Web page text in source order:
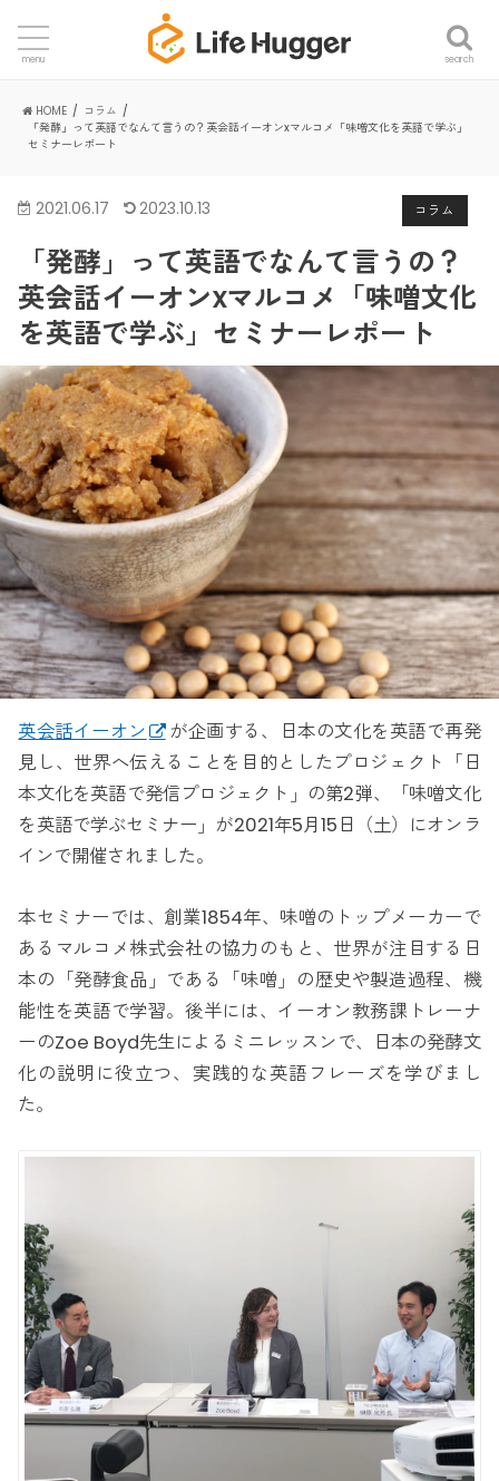
search
menu
HOME
コラム
「発酵」って英語でなんて言うの？英会話イーオンxマルコメ「味噌文化を英語で学ぶ」
セミナーレポート
コラム
2021.06.17 2023.10.13
「発酵」って英語でなんて言うの？
英会話イーオンxマルコメ「味噌文化
を英語で学ぶ」セミナーレポート
英会話イーオン
が企画する、日本の文化を英語で再発
見し、世界へ伝えることを目的としたプロジェクト「日
本文化を英語で発信プロジェクト」の第2弾、「味噌文化
を英語で学ぶセミナー」が2021年5月15日（土）にオンラ
インで開催されました。
本セミナーでは、創業1854年、味噌のトップメーカーで
あるマルコメ株式会社の協力のもと、世界が注目する日
本の「発酵食品」である「味噌」の歴史や製造過程、機
能性を英語で学習。後半には、イーオン教務課トレーナ
ーのZoe Boyd先生によるミニレッスンで、日本の発酵文
化の説明に役立つ、実践的な英語フレーズを学びまし
た。